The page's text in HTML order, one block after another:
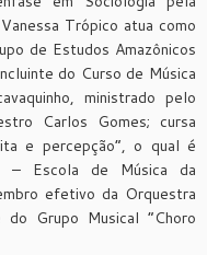
Trópico atua como
de Estudos Amazônicos
do Curso de Música
ministrado pelo
Carlos Gomes; cursa
e percepção”, o qual é
– Escola de Música da
efetivo da Orquestra
Grupo Musical “Choro